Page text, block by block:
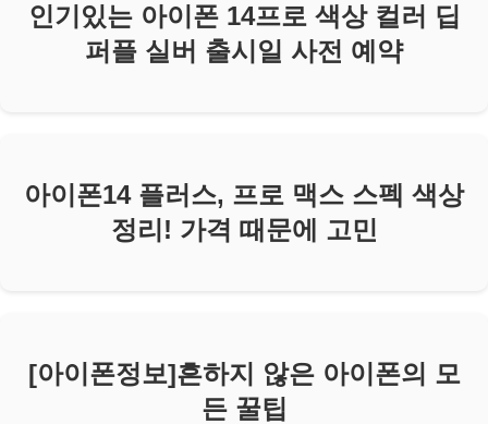
인기있는 아이폰 14프로 색상 컬러 딥
퍼플 실버 출시일 사전 예약
아이폰14 플러스, 프로 맥스 스펙 색상
정리! 가격 때문에 고민
[아이폰정보]흔하지 않은 아이폰의 모
든 꿀팁